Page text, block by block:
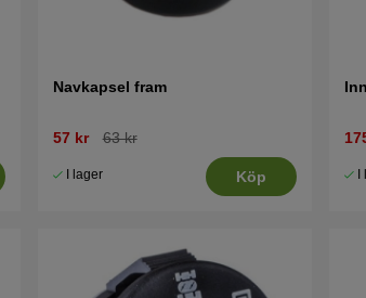
Navkapsel fram
57 kr 63 kr
I lager Köp